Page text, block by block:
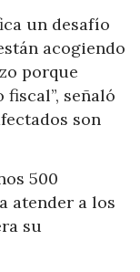
un desafío
acogiendo
porque
señaló
son
500
atender a los
su